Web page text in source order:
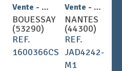
2 2
Vente - Maison 6 pièces 134 m
BOUESSAY
(53290)
REF.
1600366CS
Vente - Maison 4 pièces 80 m
NANTES
(44300)
REF.
JAD4242-
M1